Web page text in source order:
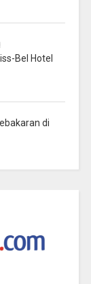
Bel Hotel
di